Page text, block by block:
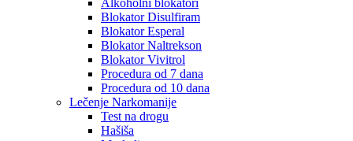
Alkoholni blokatori
Blokator Disulfiram
Blokator Esperal
Blokator Naltrekson
Blokator Vivitrol
Procedura od 7 dana
Procedura od 10 dana
Lečenje Narkomanije
Test na drogu
Hašiša